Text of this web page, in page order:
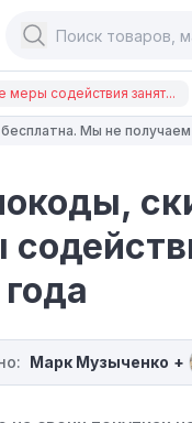
меры содействия занят...
Мы не
Марк Музыченко +